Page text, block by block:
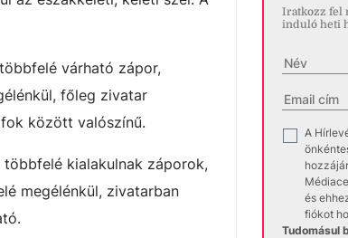
várható zápor,
főleg zivatar
között valószínű.
kialakulnak záporok,
megélénkül, zivatarban
Iratkozz fel
induló heti
A
és
fiókot
Tudomásul